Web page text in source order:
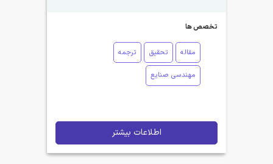
تخصص ها
مقاله تحقیق ترجمه
مهندسی صنایع
اطلاعات بیشتر